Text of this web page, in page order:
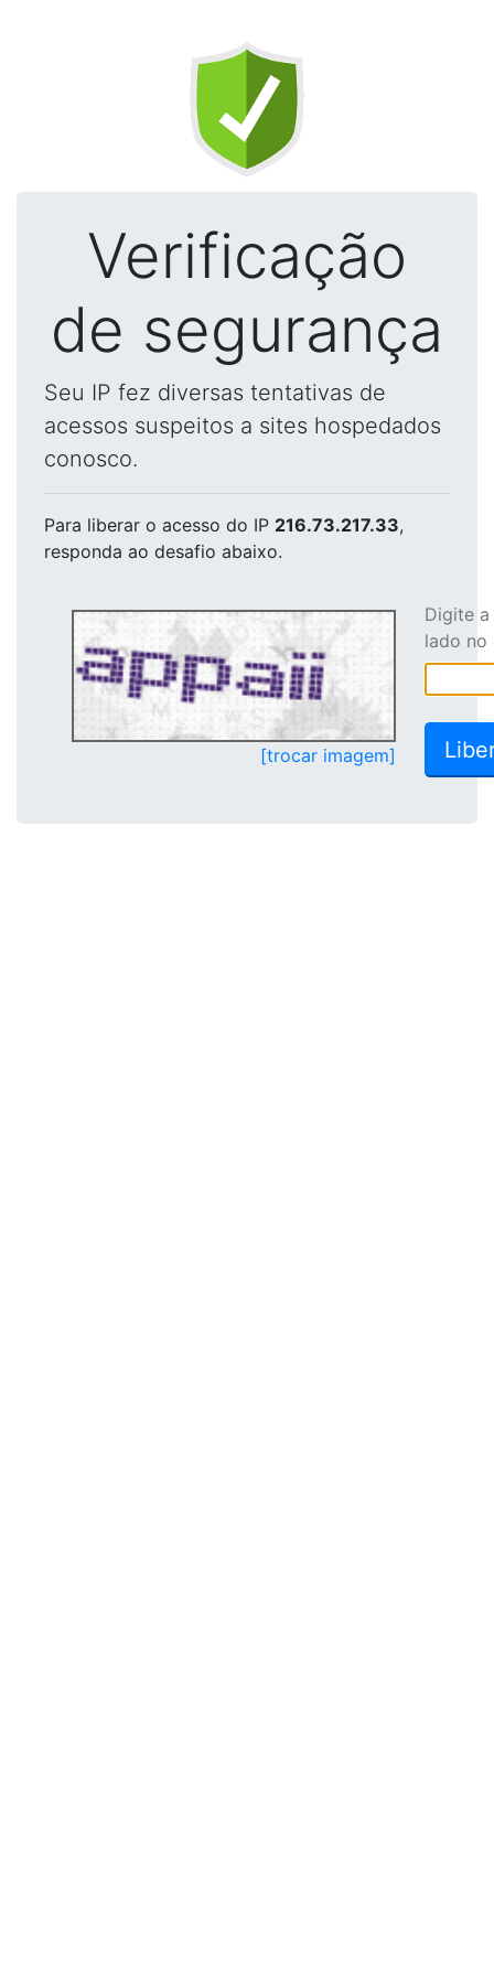
Verificação
de segurança
Seu IP fez diversas tentativas de
acessos suspeitos a sites hospedados
conosco.
Para liberar o acesso do IP 216.73.217.33,
responda ao desafio abaixo.
[trocar imagem]
Digite
lado no